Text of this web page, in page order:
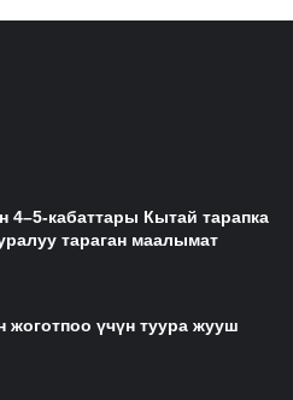
4–5-кабаттары Кытай тарапка
тараган маалымат
жоготпоо үчүн туура жууш